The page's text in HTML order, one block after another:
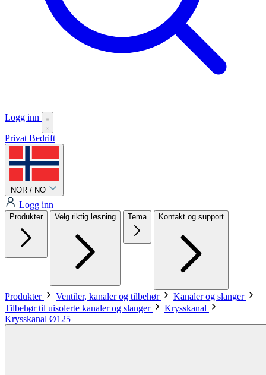
Logg inn
Privat Bedrift
NOR / NO
Logg inn
Produkter Velg riktig løsning Tema Kontakt og support
Produkter Ventiler, kanaler og tilbehør
Kanaler og slanger
Tilbehør til uisolerte kanaler og slanger
Krysskanal
Krysskanal Ø125